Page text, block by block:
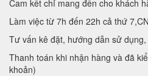
Cam kết chỉ mang đến cho khách
Làm việc từ 7h đến 22h cả thứ
Tư vấn kê đặt, hướng dẫn sử
Thanh toán khi nhận hàng và đã
khoản)